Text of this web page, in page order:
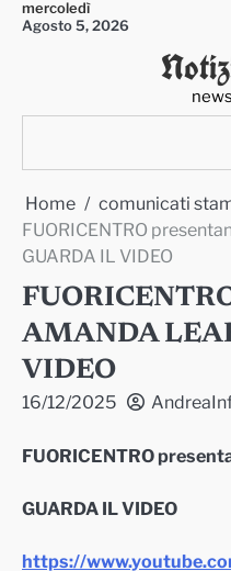
Skipmercoledì
Agosto 5, 2026
Home
comunicati
FUORICENTRO
GUARDA IL VIDEO
AMANDA
VIDEO
16/12/2025
FUORICENTRO
GUARDA IL VIDEO
https://